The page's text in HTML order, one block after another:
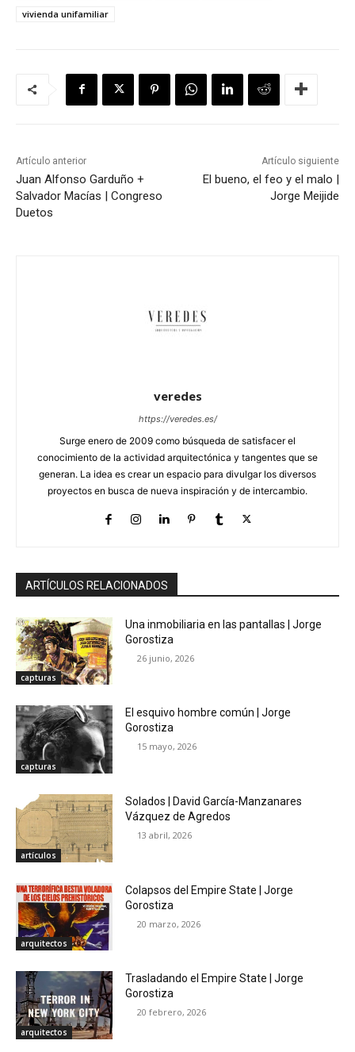
vivienda unifamiliar
Artículo anterior
Juan Alfonso Garduño +
Salvador Macías | Congreso
Duetos
Artículo siguiente
El bueno, el feo y el malo |
Jorge Meijide
veredes
https://veredes.es/
Surge enero de 2009 como búsqueda de satisfacer el
conocimiento de la actividad arquitectónica y tangentes que se
generan. La idea es crear un espacio para divulgar los diversos
proyectos en busca de nueva inspiración y de intercambio.
ARTÍCULOS RELACIONADOS
capturas
Una inmobiliaria en las pantallas | Jorge
Gorostiza
26 junio, 2026
capturas
El esquivo hombre común | Jorge
Gorostiza
15 mayo, 2026
artículos
Solados | David García-Manzanares
Vázquez de Agredos
13 abril, 2026
arquitectos
Colapsos del Empire State | Jorge
Gorostiza
20 marzo, 2026
arquitectos
Trasladando el Empire State | Jorge
Gorostiza
20 febrero, 2026